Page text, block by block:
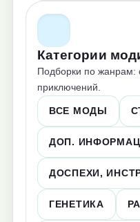
Категории
Подборки по жанрам:
приключений.
ВСЕ МОДЫ
ДОП.
ДОСПЕХИ,
ГЕНЕТИКА